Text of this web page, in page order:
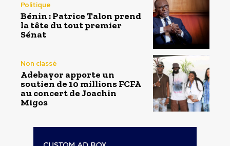
Politique
Bénin : Patrice Talon prend
la tête du tout premier
Sénat
Non classé
Adebayor apporte un
soutien de 10 millions FCFA
au concert de Joachin
Migos